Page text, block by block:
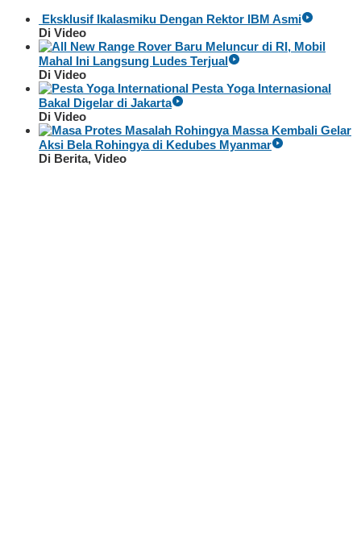
Eksklusif Ikalasmiku Dengan Rektor IBM Asmi
Di Video
Baru Meluncur di RI, Mobil
Mahal Ini Langsung Ludes Terjual
Di Video
Pesta Yoga Internasional
Bakal Digelar di Jakarta
Di Video
Massa Kembali Gelar
Aksi Bela Rohingya di Kedubes Myanmar
Di Berita, Video